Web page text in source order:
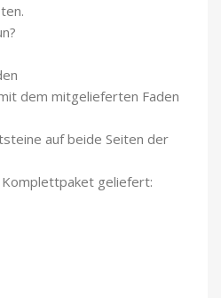
dem mitgelieferten Faden
auf beide Seiten der
geliefert: